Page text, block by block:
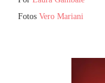
Fotos Vero Mariani